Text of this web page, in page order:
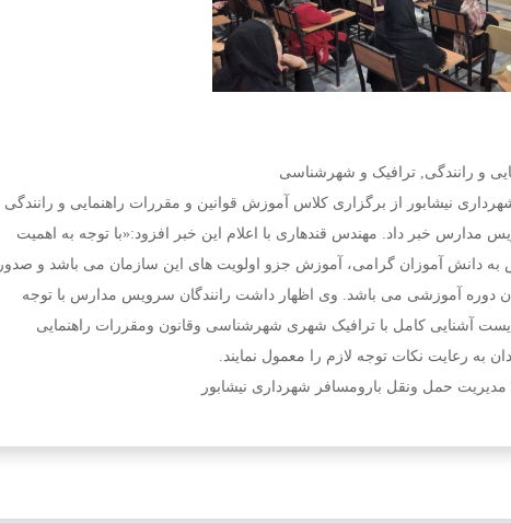
و رانندگی, ترافیک و شهرشناسی
نیشابور از برگزاری کلاس آموزش قوانین و مقررات راهنمایی و رانندگی
مدارس خبر داد. مهندس قندهاری با اعلام این خبر افزود:«با توجه به اهمیت
دانش آموزان گرامی، آموزش جزو اولویت های این سازمان می باشد و صدور
دوره آموزشی می باشد. وی اظهار داشت رانندگان سرویس مدارس با توجه
آشنایی کامل با ترافیک شهری شهرشناسی وقانون ومقررات راهنمایی
به رعایت نکات توجه لازم را معمول نمايند.
حمل ونقل بارومسافر شهرداری نیشابور